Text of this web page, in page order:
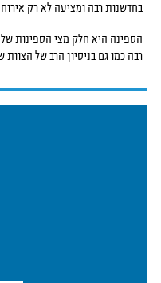
בחדשנות רבה ומציעה לא רק אירוח
הספינה היא חלק מצי הספינות של Sea Serpent הידועות בשירות ומקצועיות
רבה כמו גם בניסיון הרב של